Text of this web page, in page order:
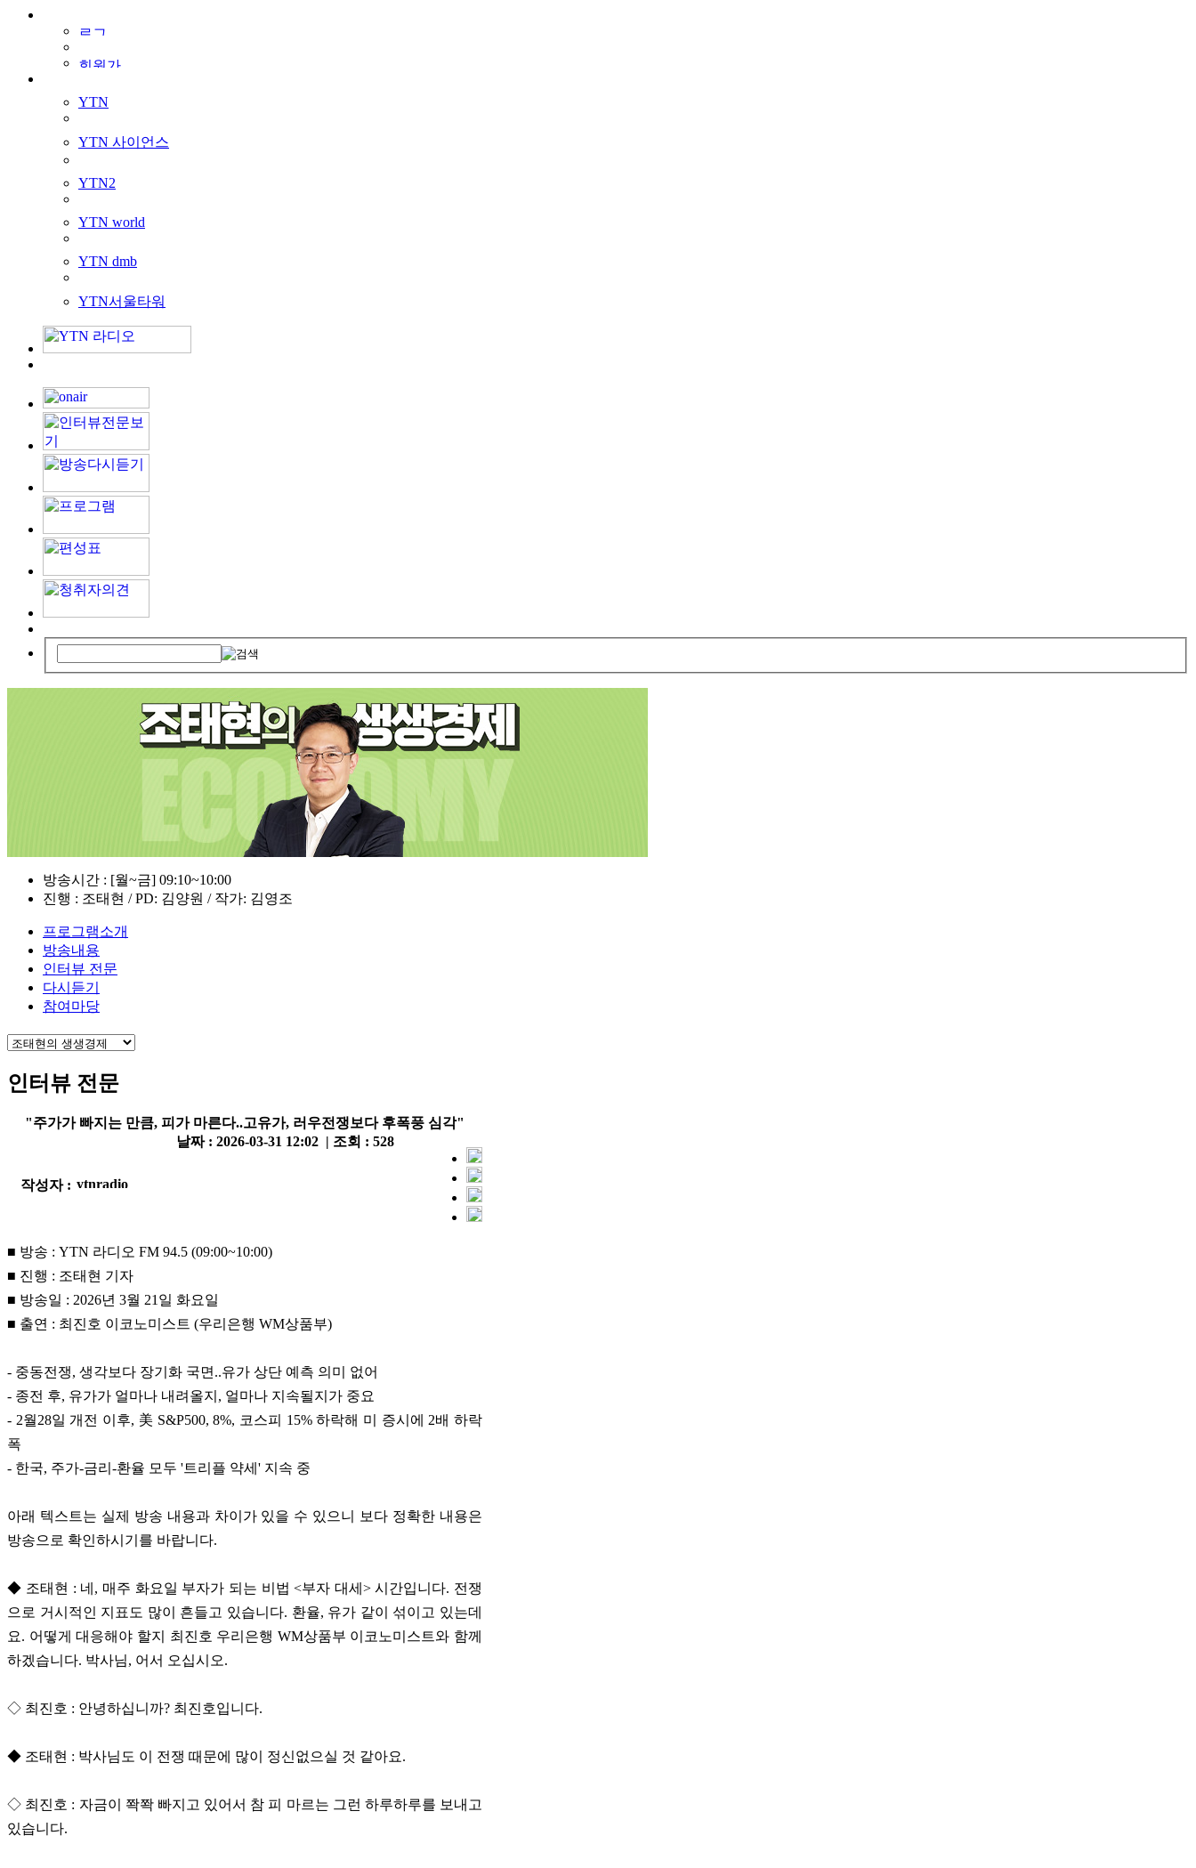
YTN
YTN 사이언스
YTN2
YTN world
YTN dmb
YTN서울타워
방송시간 : [월~금] 09:10~10:00
진행 : 조태현 / PD: 김양원 / 작가: 김영조
프로그램소개
방송내용
인터뷰 전문
다시듣기
참여마당
인터뷰 전문
"주가가 빠지는 만큼, 피가 마른다..고유가, 러우전쟁보다 후폭풍 심각"
작성자 :
날짜 : 2026-03-31 12:02 | 조회 : 528
■ 방송 : YTN 라디오 FM 94.5 (09:00~10:00)
■ 진행 : 조태현 기자
■ 방송일 : 2026년 3월 21일 화요일
■ 출연 : 최진호 이코노미스트 (우리은행 WM상품부)
- 중동전쟁, 생각보다 장기화 국면..유가 상단 예측 의미 없어
- 종전 후, 유가가 얼마나 내려올지, 얼마나 지속될지가 중요
- 2월28일 개전 이후, 美 S&P500, 8%, 코스피 15% 하락해 미 증시에 2배 하락
폭
- 한국, 주가-금리-환율 모두 '트리플 약세' 지속 중
아래 텍스트는 실제 방송 내용과 차이가 있을 수 있으니 보다 정확한 내용은
방송으로 확인하시기를 바랍니다.
◆ 조태현 : 네, 매주 화요일 부자가 되는 비법 <부자 대세> 시간입니다. 전쟁
으로 거시적인 지표도 많이 흔들고 있습니다. 환율, 유가 같이 섞이고 있는데
요. 어떻게 대응해야 할지 최진호 우리은행 WM상품부 이코노미스트와 함께
하겠습니다. 박사님, 어서 오십시오.
◇ 최진호 : 안녕하십니까? 최진호입니다.
◆ 조태현 : 박사님도 이 전쟁 때문에 많이 정신없으실 것 같아요.
◇ 최진호 : 자금이 쫙쫙 빠지고 있어서 참 피 마르는 그런 하루하루를 보내고
있습니다.